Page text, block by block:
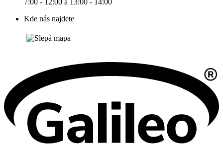
7:00 - 12:00 a 13:00 - 14:00
Kde nás najdete